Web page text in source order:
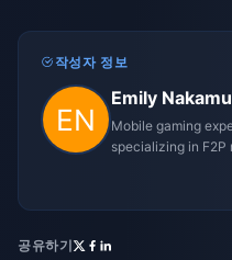
작성자 정보
Emily
Mobile gaming
specializing in
공유하기